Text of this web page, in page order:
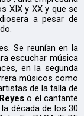
XIX y XX y que se
a pesar de
Se reunían en la
escuchar música
en la segunda
músicos como
de la talla de
o el cantante
década de los 30